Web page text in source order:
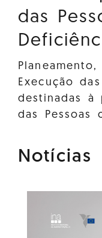
das
Execução
destinadas à
das Pessoas
Notícias